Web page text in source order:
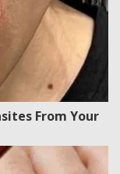
From Your